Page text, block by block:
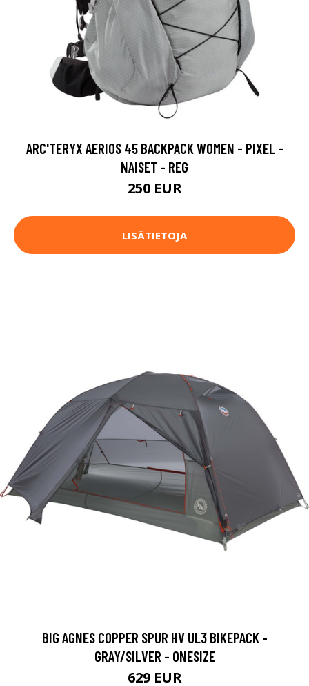
ARC'TERYX AERIOS 45 BACKPACK WOMEN - PIXEL -
NAISET - REG
250 EUR
LISÄTIETOJA
BIG AGNES COPPER SPUR HV UL3 BIKEPACK -
GRAY/SILVER - ONESIZE
629 EUR